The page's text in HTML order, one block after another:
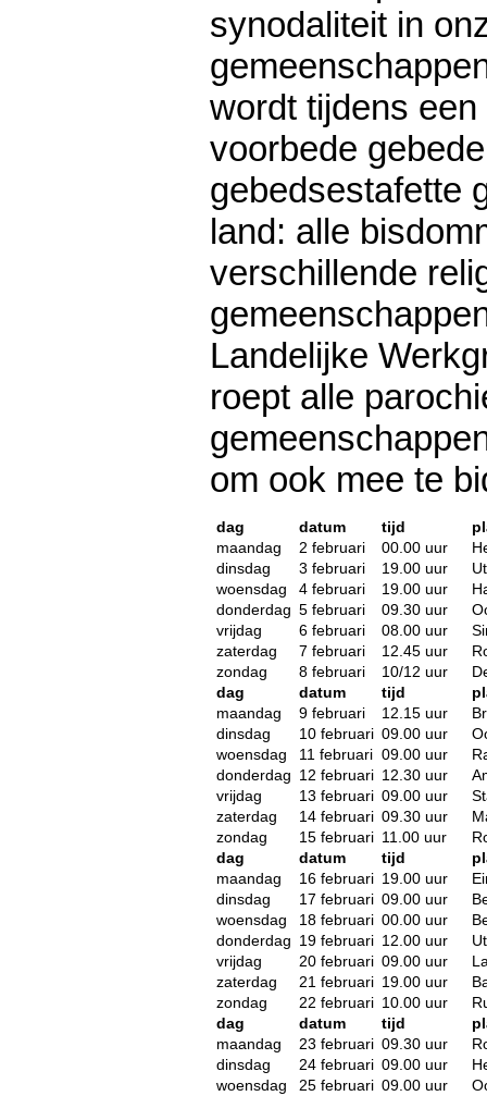
synodaliteit in
wordt tijdens
voorbede
gebedsestafette
land: alle
verschillende
Landelijke
roept alle
om ook mee te
dag datum tijd
maandag
2 februari 00.00 uur
dinsdag
3 februari 19.00 uur
woensdag
4 februari 19.00 uur
donderdag 5 februari 09.30 uur
vrijdag
6 februari 08.00 uur
zaterdag
7 februari 12.45 uur
zondag
8 februari 10/12 uur
dag
datum tijd
maandag
9 februari 12.15 uur
dinsdag
10 februari 09.00 uur
woensdag
11 februari 09.00 uur
donderdag 12 februari 12.30 uur
vrijdag
13 februari 09.00 uur
zaterdag
14 februari 09.30 uur
zondag
15 februari 11.00 uur
dag
datum tijd
maandag
16 februari 19.00 uur
dinsdag
17 februari 09.00 uur
woensdag
18 februari 00.00 uur
donderdag 19 februari 12.00 uur
vrijdag
20 februari 09.00 uur
zaterdag
21 februari 19.00 uur
zondag
22 februari 10.00 uur
dag
datum tijd
maandag
23 februari 09.30 uur
dinsdag
24 februari 09.00 uur
woensdag
25 februari 09.00 uur